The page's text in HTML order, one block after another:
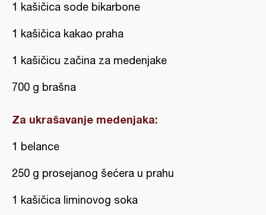
1 kašičica sode bikarbone
1 kašičica kakao praha
1 kašičicu začina za medenjake
700 g brašna
Za ukrašavanje medenjaka:
1 belance
250 g prosejanog šećera u prahu
1 kašičica liminovog soka